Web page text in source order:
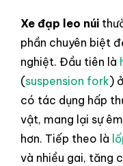
Xe đạp leo núi
phần chuyên biệt
nghiệt. Đầu tiên là
(suspension fork)
có tác dụng hấp
vật, mang lại sự
hơn. Tiếp theo là
và nhiều gai, tăng